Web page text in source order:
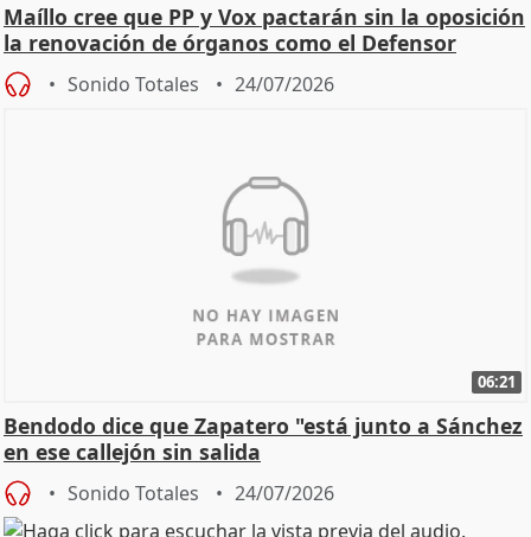
Maíllo cree que PP y Vox pactarán sin la oposición
la renovación de órganos como el Defensor
Sonido Totales 24/07/2026
06:21
Bendodo dice que Zapatero "está junto a Sánchez
en ese callejón sin salida
Sonido Totales 24/07/2026